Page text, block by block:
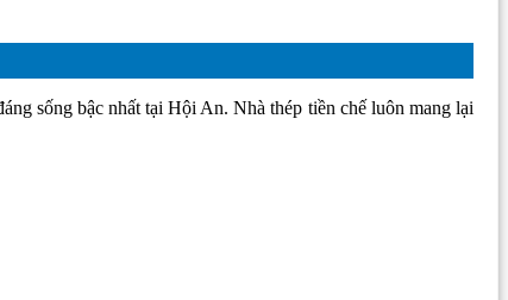
sống bậc nhất tại Hội An. Nhà thép tiền chế luôn mang lại